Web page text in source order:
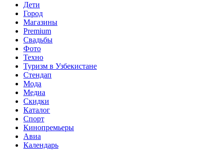
Дети
Город
Магазины
Premium
Свадьбы
Фото
Техно
Туризм в Узбекистане
Стендап
Мода
Медиа
Скидки
Каталог
Спорт
Кинопремьеры
Авиа
Календарь